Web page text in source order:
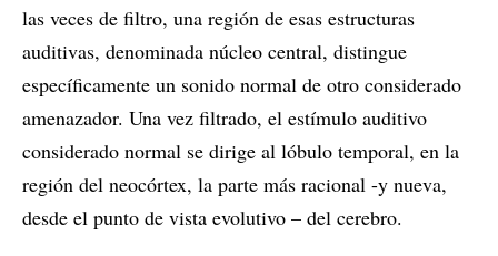
las veces de filtro, una región de esas estructuras
auditivas, denominada núcleo central, distingue
específicamente un sonido normal de otro considerado
amenazador. Una vez filtrado, el estímulo auditivo
considerado normal se dirige al lóbulo temporal, en la
región del neocórtex, la parte más racional -y nueva,
desde el punto de vista evolutivo – del cerebro.